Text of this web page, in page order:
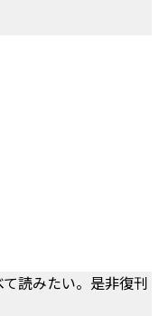
読みたい。是非復刊